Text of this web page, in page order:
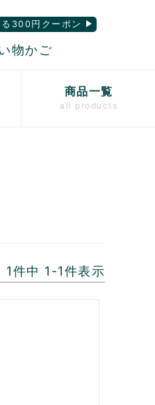
300円クーポン
物かご
商品一覧
all products
1件中 1 -1件表示